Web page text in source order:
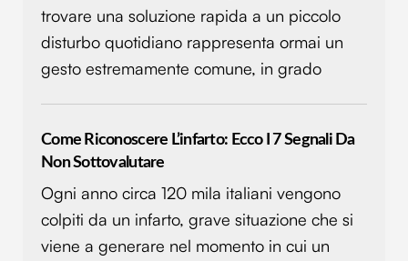
trovare una soluzione rapida a un piccolo
disturbo quotidiano rappresenta ormai un
gesto estremamente comune, in grado
Come Riconoscere L’infarto: Ecco I 7 Segnali Da
Non Sottovalutare
Ogni anno circa 120 mila italiani vengono
colpiti da un infarto, grave situazione che si
viene a generare nel momento in cui un